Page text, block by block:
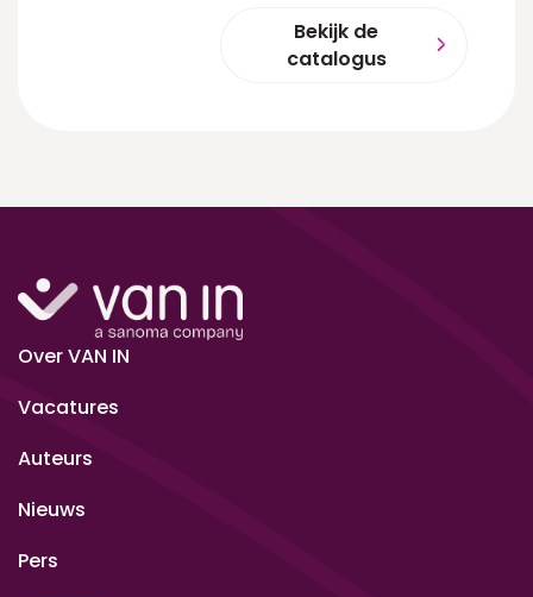
Bekijk de
catalogus
Over VAN IN
Vacatures
Auteurs
Nieuws
Pers